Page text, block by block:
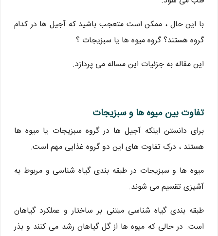
با این حال ، ممکن است متعجب باشید که آجیل ها در کدام
گروه هستند؟ گروه میوه ها یا سبزیجات ؟
این مقاله به جزئیات این مساله می پردازد.
تفاوت بین میوه ها و سبزیجات
برای دانستن اینکه آجیل ها در گروه سبزیجات یا میوه ها
هستند ، درک تفاوت های این دو گروه غذایی مهم است.
میوه ها و سبزیجات در طبقه بندی گیاه شناسی و مربوط به
آشپزی تقسیم می شوند.
طبقه بندی گیاه شناسی مبتنی بر ساختار و عملکرد گیاهان
است. در حالی که میوه ها از گل گیاهان رشد می کنند و بذر